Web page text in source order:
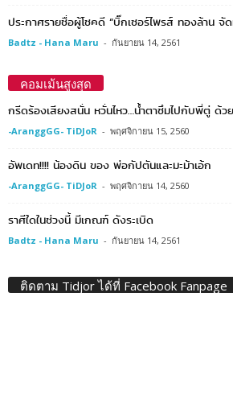
ประกาศรายชื่อผู้โชคดี “บิ๊กเซอร์ไพรส์ ทองล้าน
Badtz - Hana Maru - กันยายน 14, 2561
คอมเม้นสูงสุด
กรีดร้องเสียงสนั่น หวั่นไหว…น้ำตาซึมไปกับพี่ตู่ ด้ว
-AranggGG- TiDJoR - พฤศจิกายน 15, 2560
อัพเดท!!!! น้องดิน ของ พ่อกัปตันและมะม้าเอ้ก
-AranggGG- TiDJoR - พฤศจิกายน 14, 2560
ราศีใดในช่วงนี้ มีเกณฑ์ ดังระเบิด
Badtz - Hana Maru - กันยายน 14, 2561
ติดตาม Tidjor ได้ที่ Facebook Fanpage